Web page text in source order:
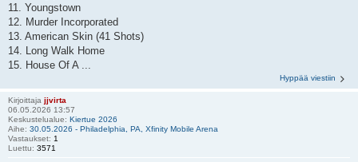
11. Youngstown
12. Murder Incorporated
13. American Skin (41 Shots)
14. Long Walk Home
15. House Of A ...
Hyppää viestiin
Kirjoittaja jjvirta
06.05.2026 13:57
Keskustelualue: Kiertue 2026
Aihe: 30.05.2026 - Philadelphia, PA, Xfinity Mobile Arena
Vastaukset: 1
Luettu: 3571